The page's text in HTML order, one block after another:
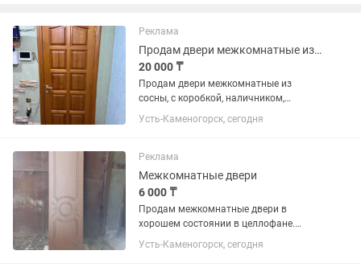
Реклама
Продам двери межкомнатные из сосны !!!
20 000 ₸
Продам двери межкомнатные из
сосны, с коробкой, наличником,
замками, в хорошем состоянии!
Усть-Каменогорск, сегодня
Реклама
Межкомнатные двери
6 000 ₸
Продам межкомнатные двери в
хорошем состоянии в целлофане.
Коричневый цвет 6.000тг. за штуку.
(Высота 200 см. Ширина 55 см.
Усть-Каменогорск, сегодня